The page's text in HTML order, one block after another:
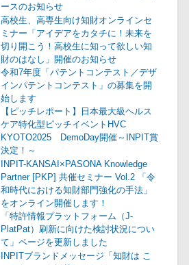
ースのお知らせ
高校生、高専生向け知財オンラインセ
ミナー「アイデアをカタチに！未来を
切り開こう！高校生に知って欲しい知
財のはなし」開催のお知らせ
令和7年度「パテントコンテスト／デザ
インパテントコンテスト」の募集を開
始します
【ピッチレポート】日本最大級ヘルス
ケア特化型ピッチイベントHVC
KYOTO2025 DemoDay開催～INPIT賞
決定！～
INPIT-KANSAI×PASONA Knowledge
Partner [PKP] 共催セミナー Vol.2 「令
和時代における知財部門強化の手法」
をオンライン開催します！
「特許情報プラットフォーム（J-
PlatPat）刷新に向けた検討状況につい
て」ページを更新しました
INPITブランドメッセージ「知財は こ